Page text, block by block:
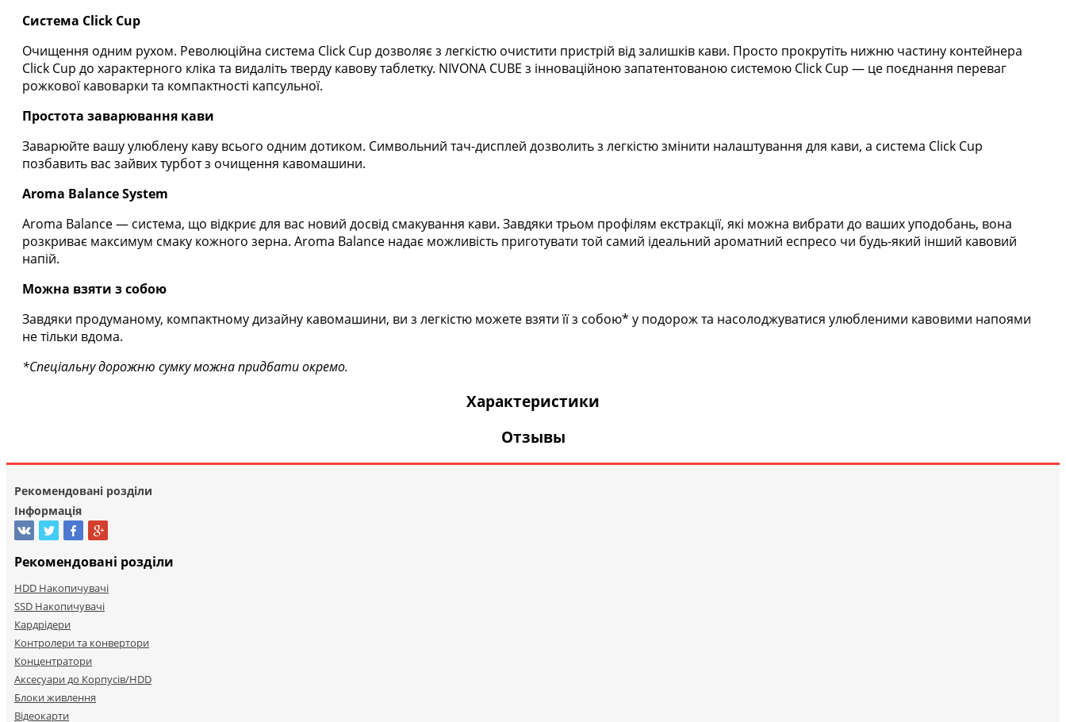
Система Click Cup
Очищення одним рухом. Революційна система Click Cup дозволяє з легкістю очистити пристрій від залишків кави. Просто прокрутіть нижню частину контейнера
Click Cup до характерного кліка та видаліть тверду кавову таблетку. NIVONA CUBE з інноваційною запатентованою системою Click Cup — це поєднання переваг
рожкової кавоварки та компактності капсульної.
Простота заварювання кави
Заварюйте вашу улюблену каву всього одним дотиком. Символьний тач-дисплей дозволить з легкістю змінити налаштування для кави, а система Click Cup
позбавить вас зайвих турбот з очищення кавомашини.
Aroma Balance System
Aroma Balance — система, що відкриє для вас новий досвід смакування кави. Завдяки трьом профілям екстракції, які можна вибрати до ваших уподобань, вона
розкриває максимум смаку кожного зерна. Aroma Balance надає можливість приготувати той самий ідеальний ароматний еспресо чи будь-який інший кавовий
напій.
Можна взяти з собою
Завдяки продуманому, компактному дизайну кавомашини, ви з легкістю можете взяти її з собою* у подорож та насолоджуватися улюбленими кавовими напоями
не тільки вдома.
*Спеціальну дорожню сумку можна придбати окремо.
Характеристики
Отзывы
Рекомендовані розділи
Інформація
Рекомендовані розділи
HDD Накопичувачі
SSD Накопичувачі
Кардрідери
Контролери та конвертори
Концентратори
Аксесуари до Корпусів/HDD
Блоки живлення
Відеокарти